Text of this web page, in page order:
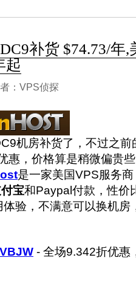
补货 $74.73/年
起
：VPS侦探
机房补货了，不过之
惠，价格算是稍微偏贵
是一家美国VPS服务
宝和Paypal付款，性价
验，不满意可以换机房
- 全场9.342折优惠